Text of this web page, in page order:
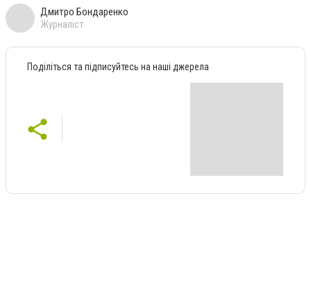
Дмитро Бондаренко
Журналіст
Поділіться та підписуйтесь на наші джерела